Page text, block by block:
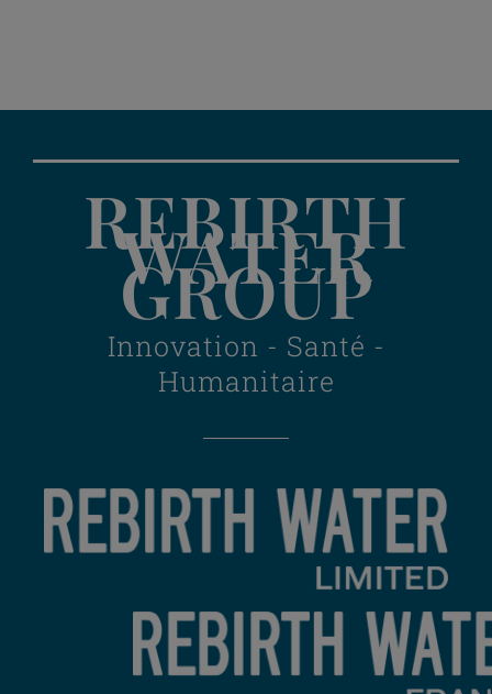
REBIRTH
WATER
GROUP
Innovation - Santé -
Humanitaire